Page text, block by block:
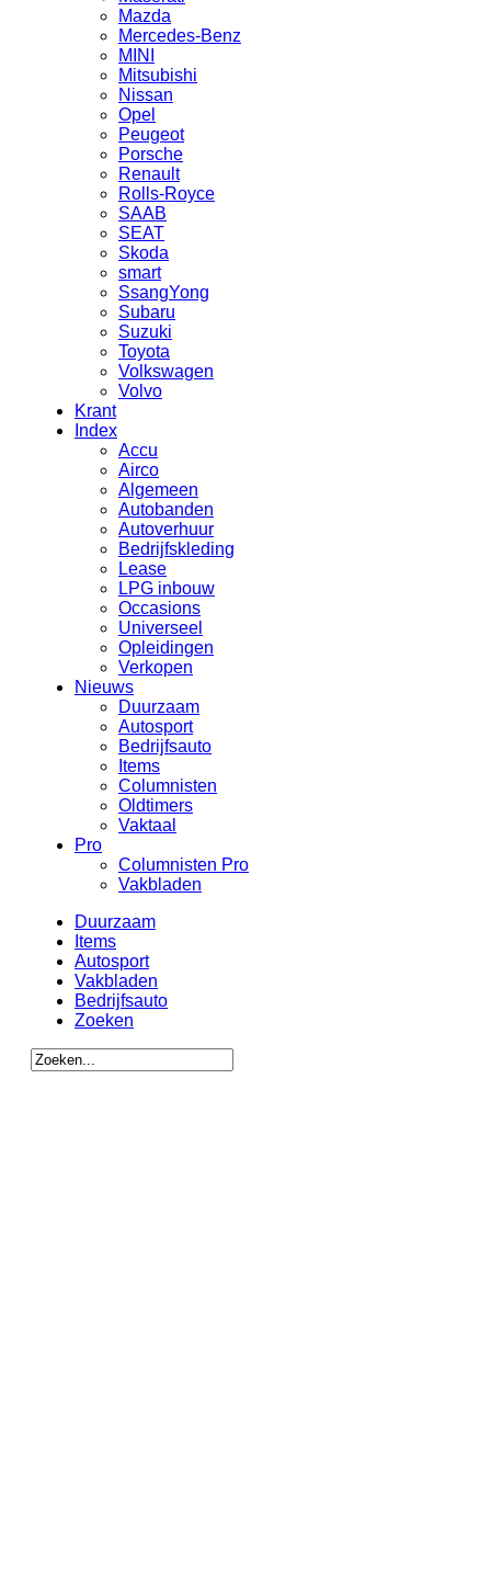
Mazda
Mercedes-Benz
MINI
Mitsubishi
Nissan
Opel
Peugeot
Porsche
Renault
Rolls-Royce
SAAB
SEAT
Skoda
smart
SsangYong
Subaru
Suzuki
Toyota
Volkswagen
Volvo
Krant
Index
Accu
Airco
Algemeen
Autobanden
Autoverhuur
Bedrijfskleding
Lease
LPG inbouw
Occasions
Universeel
Opleidingen
Verkopen
Nieuws
Duurzaam
Autosport
Bedrijfsauto
Items
Columnisten
Oldtimers
Vaktaal
Pro
Columnisten Pro
Vakbladen
Duurzaam
Items
Autosport
Vakbladen
Bedrijfsauto
Zoeken